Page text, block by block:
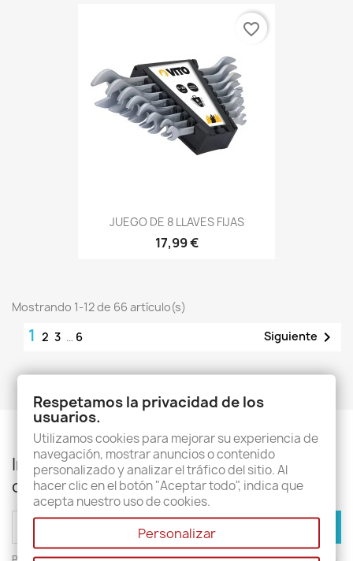
JUEGO DE 8 LLAVES FIJAS
17,99 €
favorite_border
Mostrando 1-12 de 66 artículo(s)
1 2 3 … 6 Siguiente 
Volver arriba
Infórmese de nuestras últimas noticias y
ofertas especiales
Respetamos la privacidad de los
usuarios.
Utilizamos cookies para mejorar su experiencia de
navegación, mostrar anuncios o contenido
personalizado y analizar el tráfico del sitio. Al
hacer clic en el botón "Aceptar todo", indica que
acepta nuestro uso de cookies.
Personalizar